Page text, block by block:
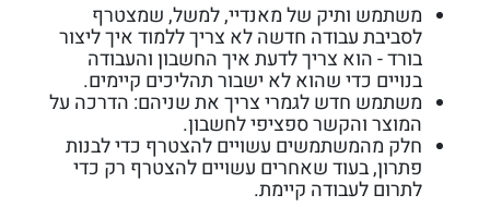
משתמש ותיק של מאנדיי, למשל, שמצטרף
לסביבת עבודה חדשה לא צריך ללמוד איך ליצור
בורד - הוא צריך לדעת איך החשבון והעבודה
בנויים כדי שהוא לא ישבור תהליכים קיימים.
משתמש חדש לגמרי צריך את שניהם: הדרכה על
המוצר והקשר ספציפי לחשבון.
חלק מהמשתמשים עשויים להצטרף כדי לבנות
פתרון, בעוד שאחרים עשויים להצטרף רק כדי
לתרום לעבודה קיימת.